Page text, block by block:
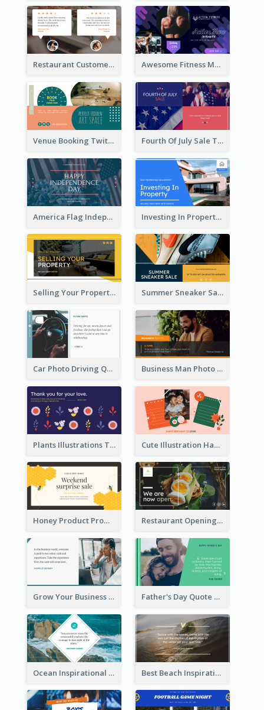
Restaurant Customer Review Twitter Post Awesome Fitness Member Discount Twitter Post Design
Venue Booking Twitter Post Design Fourth Of July Sale Twitter Post
America Flag Independence Day Twitter Post Investing In Property Real Estate Twitter Post
Selling Your Property Real Estate Twitter Post Summer Sneaker Sale Twitter Post
Car Photo Driving Quote Twitter Post Business Man Photo Business Quote Twitter Post
Plants Illustrations Thank You Twitter Post Cute Illustration Happy Birthday Twitter Post
Honey Product Promotion Twitter Post Restaurant Opening Promotion Twitter Post
Grow Your Business Quote Twitter Post Father's Day Quote Twitter Post
Ocean Inspirational Quote Twitter Post Best Beach Inspirational Quote Twitter Post